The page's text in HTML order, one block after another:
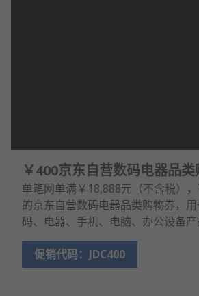
￥400京东自营数码电器品
单笔网单满￥18,888元（不含税）
的京东自营数码电器品类购物券，
码、电器、手机、电脑、办公设备产
促销代码：JDC400